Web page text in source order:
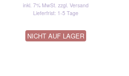
inkl. 7% MwSt.zzgl. Versand
Lieferfrist: 1-5 Tage
NICHT AUF LAGER